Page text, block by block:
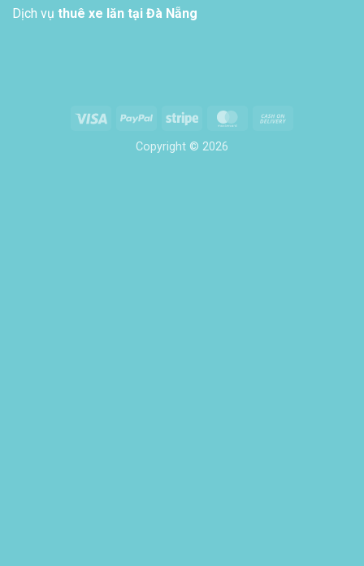
Dịch vụ thuê xe lăn tại Đà Nẵng
Visa PayPal Stripe MasterCard
Copyright © 2026